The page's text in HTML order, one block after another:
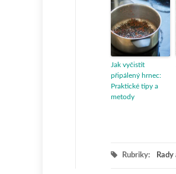
Jak vyčistit
připálený hrnec:
Praktické tipy a
metody
Rubriky: Rady